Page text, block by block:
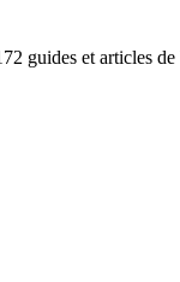
guides et articles de